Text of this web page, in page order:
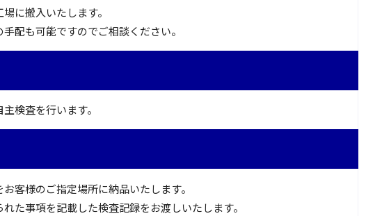
に搬入いたします。
配も可能ですのでご相談ください。
検査を行います。
客様のご指定場所に納品いたします。
た事項を記載した検査記録をお渡しいたします。